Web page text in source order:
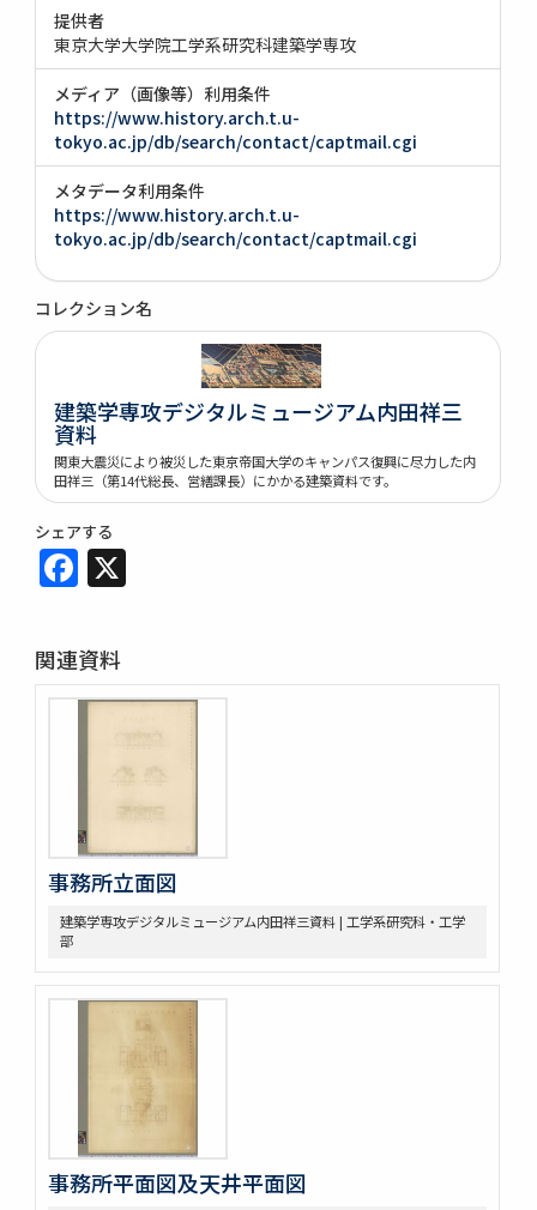
提供者
東京大学大学院工学系研究科建築学専攻
メディア（画像等）利用条件
https://www.history.arch.t.u-
tokyo.ac.jp/db/search/contact/captmail.cgi
メタデータ利用条件
https://www.history.arch.t.u-
tokyo.ac.jp/db/search/contact/captmail.cgi
コレクション名
建築学専攻デジタルミュージアム内田祥三
資料
関東大震災により被災した東京帝国大学のキャンパス復興に尽力した内
田祥三（第14代総長、営繕課長）にかかる建築資料です。
シェアする
Facebook
関連資料
事務所立面図
建築学専攻デジタルミュージアム内田祥三資料 | 工学系研究科・工学
部
事務所平面図及天井平面図